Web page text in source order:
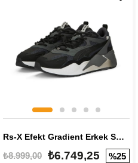
Rs-X Efekt Gradient Erkek Sneaker
₺8.999,00 ₺6.749,25 %25